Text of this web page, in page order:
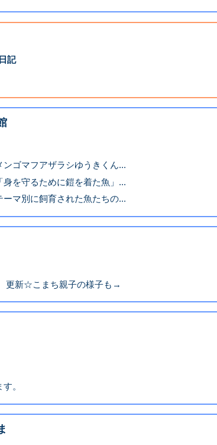
記
ゴマフアザラシゆうきくん...
を守るために鎧を着た魚」...
マ別に飼育された魚たちの...
更新☆こまち親子の様子も→
。